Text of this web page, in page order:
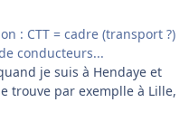
: CTT = cadre (transport ?)
conducteurs...
je suis à Hendaye et
trouve par exemplle à Lille,